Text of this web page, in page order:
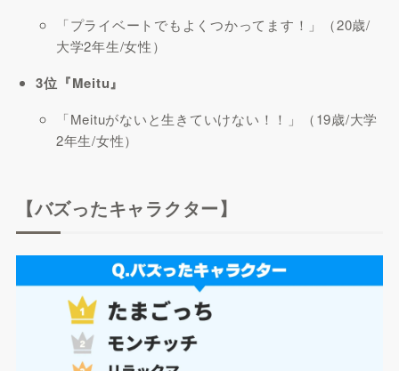
「プライベートでもよくつかってます！」（20歳/
大学2年生/女性）
3位『Meitu』
「Meituがないと生きていけない！！」（19歳/大学
2年生/女性）
【バズったキャラクター】